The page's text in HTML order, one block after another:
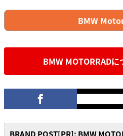
BMW
BMW MOTORRADに
BRAND POST[PR]: BMW